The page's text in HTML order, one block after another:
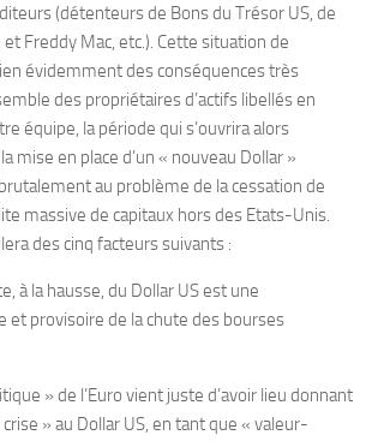
(détenteurs de Bons du Trésor US, de
Freddy Mac, etc.). Cette situation de
évidemment des conséquences très
des propriétaires d’actifs libellés en
équipe, la période qui s’ouvrira alors
mise en place d’un « nouveau Dollar »
au problème de la cessation de
massive de capitaux hors des Etats-Unis.
des cinq facteurs suivants :
à la hausse, du Dollar US est une
et provisoire de la chute des bourses
» de l’Euro vient juste d’avoir lieu donnant
» au Dollar US, en tant que « valeur-